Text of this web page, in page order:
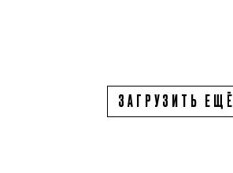
ЗАГРУЗИТЬ ЕЩЁ